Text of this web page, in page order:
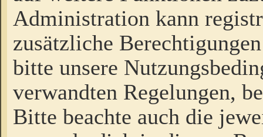
Administration kann
zusätzliche
bitte unsere
verwandten Regelungen,
Bitte beachte auch die